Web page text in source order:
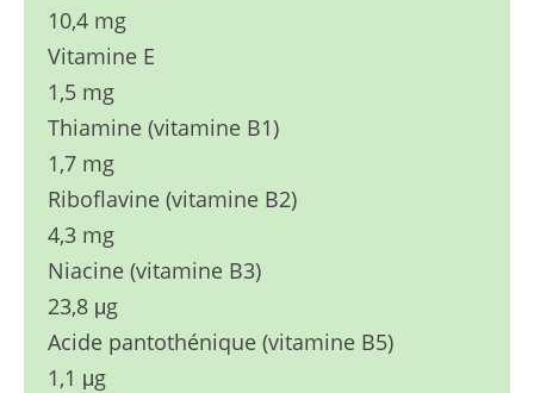
10,4 mg
Vitamine E
1,5 mg
Thiamine (vitamine B1)
1,7 mg
Riboflavine (vitamine B2)
4,3 mg
Niacine (vitamine B3)
23,8 μg
Acide pantothénique (vitamine B5)
1,1 μg